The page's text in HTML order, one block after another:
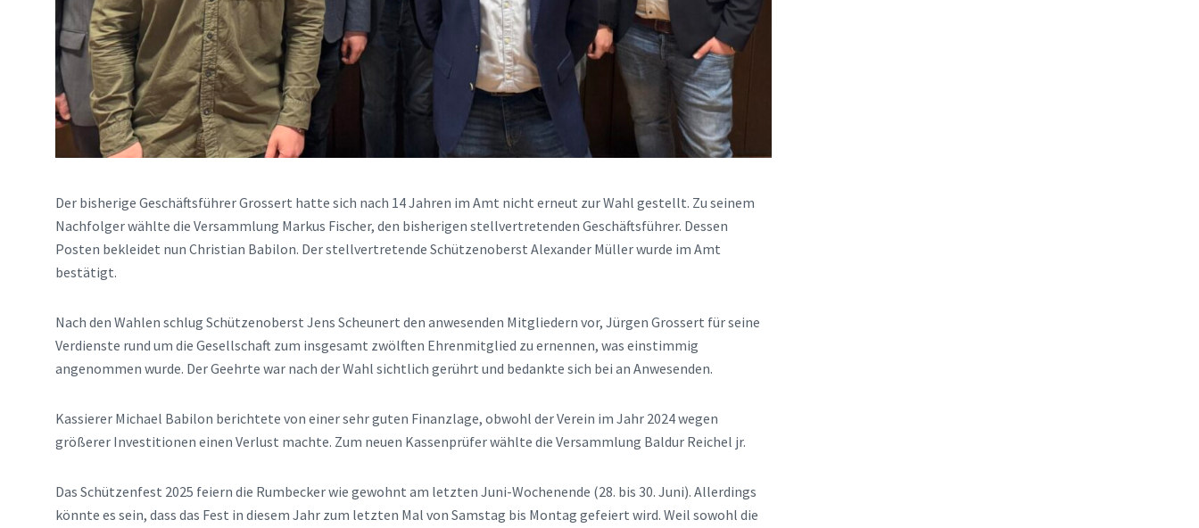
Der bisherige Geschäftsführer Grossert hatte sich nach 14 Jahren im Amt nicht erneut zur Wahl gestellt. Zu seinem
Nachfolger wählte die Versammlung Markus Fischer, den bisherigen stellvertretenden Geschäftsführer. Dessen
Posten bekleidet nun Christian Babilon. Der stellvertretende Schützenoberst Alexander Müller wurde im Amt
bestätigt.
Nach den Wahlen schlug Schützenoberst Jens Scheunert den anwesenden Mitgliedern vor, Jürgen Grossert für seine
Verdienste rund um die Gesellschaft zum insgesamt zwölften Ehrenmitglied zu ernennen, was einstimmig
angenommen wurde. Der Geehrte war nach der Wahl sichtlich gerührt und bedankte sich bei an Anwesenden.
Kassierer Michael Babilon berichtete von einer sehr guten Finanzlage, obwohl der Verein im Jahr 2024 wegen
größerer Investitionen einen Verlust machte. Zum neuen Kassenprüfer wählte die Versammlung Baldur Reichel jr.
Das Schützenfest 2025 feiern die Rumbecker wie gewohnt am letzten Juni-Wochenende (28. bis 30. Juni). Allerdings
könnte es sein, dass das Fest in diesem Jahr zum letzten Mal von Samstag bis Montag gefeiert wird. Weil sowohl die